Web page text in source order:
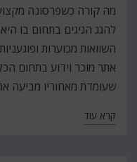
מה קורה כשפרסונה
להגג הגיגים בתחום בו
השוואות מכוערות
אתר מוכר וידוע בתחום
שעומדת מאחוריו מביעה
קרא עוד